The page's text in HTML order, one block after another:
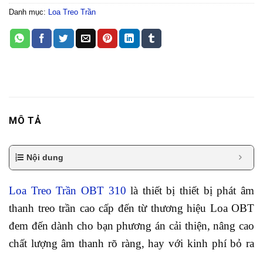
Danh mục: Loa Treo Trần
MÔ TẢ
Nội dung
Loa Treo Trần OBT 310 là thiết bị thiết bị phát âm
thanh treo trần cao cấp đến từ thương hiệu Loa OBT
đem đến dành cho bạn phương án cải thiện, nâng cao
chất lượng âm thanh rõ ràng, hay với kinh phí bỏ ra